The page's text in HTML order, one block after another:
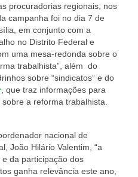
procuradorias regionais, nos
campanha foi no dia 7 de
em conjunto com a
no Distrito Federal e
uma mesa-redonda sobre o
trabalhista”, além do
sobre “sindicatos” e do
, que traz informações para
a reforma trabalhista.
nacional de
João Hilário Valentim, “a
da participação dos
ganha relevância este ano,